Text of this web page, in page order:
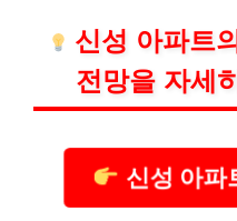
신성 아파트
전망을 자세
신성 아파